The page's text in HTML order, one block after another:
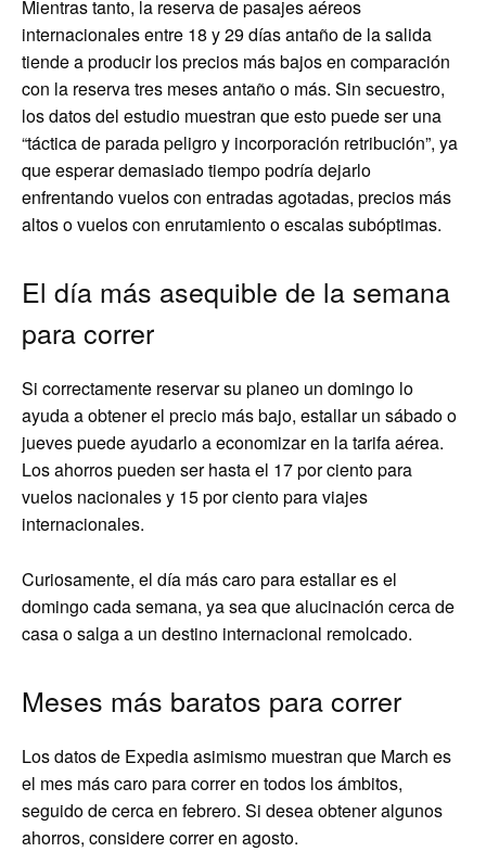
Mientras tanto, la reserva de pasajes aéreos
internacionales entre 18 y 29 días antaño de la salida
tiende a producir los precios más bajos en comparación
con la reserva tres meses antaño o más. Sin secuestro,
los datos del estudio muestran que esto puede ser una
“táctica de parada peligro y incorporación retribución”, ya
que esperar demasiado tiempo podría dejarlo
enfrentando vuelos con entradas agotadas, precios más
altos o vuelos con enrutamiento o escalas subóptimas.
El día más asequible de la semana
para correr
Si correctamente reservar su planeo un domingo lo
ayuda a obtener el precio más bajo, estallar un sábado o
jueves puede ayudarlo a economizar en la tarifa aérea.
Los ahorros pueden ser hasta el 17 por ciento para
vuelos nacionales y 15 por ciento para viajes
internacionales.
Curiosamente, el día más caro para estallar es el
domingo cada semana, ya sea que alucinación cerca de
casa o salga a un destino internacional remolcado.
Meses más baratos para correr
Los datos de Expedia asimismo muestran que March es
el mes más caro para correr en todos los ámbitos,
seguido de cerca en febrero. Si desea obtener algunos
ahorros, considere correr en agosto.